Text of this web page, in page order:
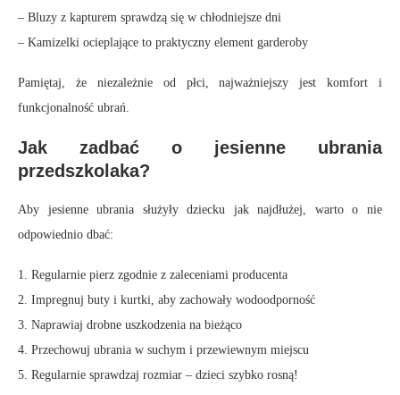
– Bluzy z kapturem sprawdzą się w chłodniejsze dni
– Kamizelki ocieplające to praktyczny element garderoby
Pamiętaj, że niezależnie od płci, najważniejszy jest komfort i
funkcjonalność ubrań.
Jak zadbać o jesienne ubrania
przedszkolaka?
Aby jesienne ubrania służyły dziecku jak najdłużej, warto o nie
odpowiednio dbać:
1. Regularnie pierz zgodnie z zaleceniami producenta
2. Impregnuj buty i kurtki, aby zachowały wodoodporność
3. Naprawiaj drobne uszkodzenia na bieżąco
4. Przechowuj ubrania w suchym i przewiewnym miejscu
5. Regularnie sprawdzaj rozmiar – dzieci szybko rosną!